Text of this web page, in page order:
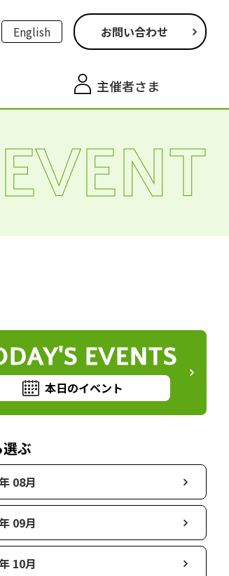
English お問い合わせ
主催者さま
EVENT
EVENTS
本日のイベント
ぶ
08月
09月
10月